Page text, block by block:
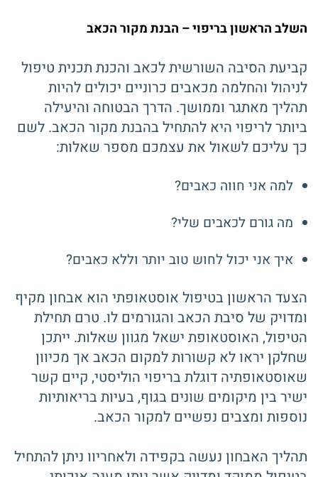
השלב הראשון בריפוי – הבנת מקור הכאב
קביעת הסיבה השורשית לכאב והכנת תכנית טיפול
לניהול והחלמה מכאבים כרוניים יכולים להיות
תהליך מאתגר וממושך. הדרך הבטוחה והיעילה
ביותר לריפוי היא להתחיל בהבנת מקור הכאב. לשם
כך עליכם לשאול את עצמכם מספר שאלות:
למה אני חווה כאבים?
מה גורם לכאבים שלי?
איך אני יכול לחוש טוב יותר וללא כאבים?
הצעד הראשון בטיפול אוסטאופתי הוא אבחון מקיף
ומדויק של סיבת הכאב והגורמים לו. טרם תחילת
הטיפול, האוסטאופת ישאל מגוון שאלות. ייתכן
שחלקן יראו לא קשורות למקום הכאב אך מכיוון
שאוסטאופתיה דוגלת בריפוי הוליסטי, קיים קשר
ישיר בין מיקומים שונים בגוף, בעיות בריאותיות
נוספות ומצבים נפשיים למקור הכאב.
תהליך האבחון נעשה בקפידה ולאחריוו ניתן להתחיל